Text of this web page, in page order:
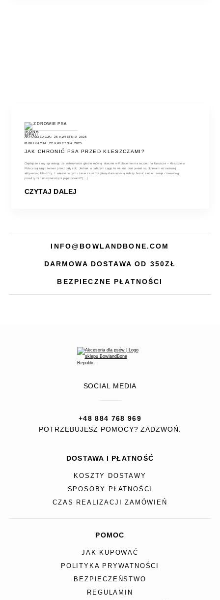
ZDROWIE PSA
AKTUALIZACJA: 25 KWIETNIA 2025
PUBLIKACJA: 22 KWIETNIA 2025
JAK CHRONIĆ PSA PRZED KLESZCZAMI?
Cieplejsze zimy sprawiają, że weterynarze głośno mówią: obecnie w Polsce nie ma sezonu na kleszcze – kleszcze w
Polsce są zagrożeniem przez cały rok. Jednak w dalszym ciągu to wiosna oraz jesień są okresami wzmożonej
aktywności kleszczy. I właśnie w tym czasie ze szczególną starannością należy bronić siebie i swoje czworonogi
przed tymi niebezpiecznymi pajęczakami? [...]
CZYTAJ DALEJ
INFO@BOWLANDBONE.COM
DARMOWA DOSTAWA OD 350ZŁ
BEZPIECZNE PŁATNOŚCI
SOCIAL MEDIA
+48 884 768 969
POTRZEBUJESZ POMOCY? ZADZWOŃ.
DOSTAWA I PŁATNOŚĆ
KOSZTY DOSTAWY
SPOSOBY PŁATNOŚCI
CZAS REALIZACJI ZAMÓWIEŃ
POMOC
JAK KUPOWAĆ
POLITYKA PRYWATNOŚCI
BEZPIECZEŃSTWO
REGULAMIN